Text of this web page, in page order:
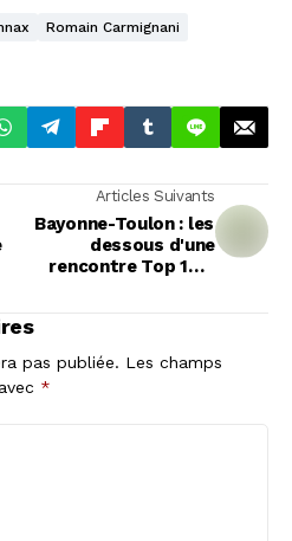
Romain Carmignani
Articles Suivants
Bayonne-Toulon : les
dessous d'une
rencontre Top 14 à
pas publiée. Les champs
*